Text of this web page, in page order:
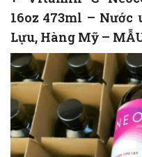
16oz 473ml –
Lựu, Hàng Mỹ –